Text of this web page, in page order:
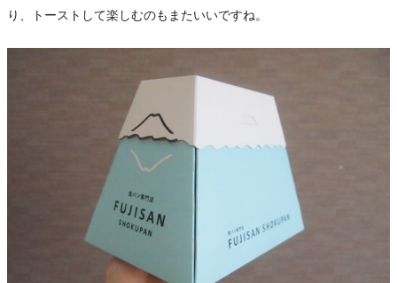
り、トーストして楽しむのもまたいいですね。